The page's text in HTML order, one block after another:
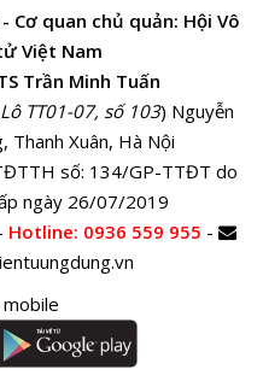
quan chủ quản: Hội Vô
Việt Nam
Trần Minh Tuấn
Lô TT01-07, số 103) Nguyễn
Thanh Xuân, Hà Nội
số: 134/GP-TTĐT do
ngày 26/07/2019
Hotline: 0936 559 955 -